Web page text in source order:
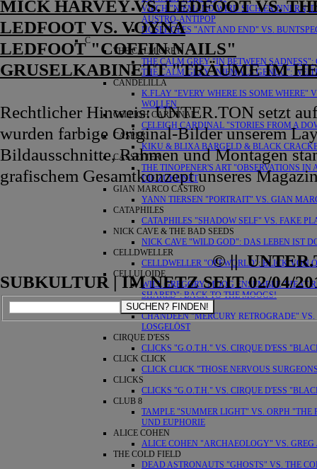
VIECH "NIEMAND WIRD SICH ERINNERN,
AUSTRO-ANTIPOP
NOSEHOLES "ANT AND END" VS.
C
THE CALM GREY
THE CALM GREY "IN BETWEEN SADNESS":
THE CALM GREY "NIEMALS GENUG":
CANDELILLA
K.FLAY "EVERY WHERE IS SOME WHERE"
WOLLEN
CELEIGH CARDINAL
CELEIGH CARDINAL "STORIES FROM A
CASPER
KIKU & BLIXA BARGELD & BLACK
CASSETTER
THE TINOPENER'S ART "OBSERVATIONS
DIE ZUKUNFT
GIAN MARCO CASTRO
YANN TIERSEN "PORTRAIT" VS. GIAN
CATAPHILES
CATAPHILES "SHADOW SELF" VS. FAKE
NICK CAVE & THE BAD SEEDS
NICK CAVE "WILD GOD": DAS LEBEN IST
CELLDWELLER
CELLDWELLER "OFFWORLD": BLICK VON
CELLULOIDE
WILL GREGORY MOOG ENSEMBLE "HEAT
SHARED": BACK TO THE MOOGS!
CHANDEEN
CHANDEEN "MERCURY RETROGRADE"
LOSGELÖST
CIRQUE D'ESS
CLICKS "G.O.T.H." VS. CIRQUE D'ESS
CLICK CLICK
CLICK CLICK "THOSE NERVOUS
CLICKS
CLICKS "G.O.T.H." VS. CIRQUE D'ESS
CLUB 8
TAMPLE "SUMMER LIGHT" VS. ORPH
UND EUPHORIE
ALICE COHEN
ALICE COHEN "ARCHAEOLOGY" VS.
THE COLD FIELD
DEAD ASTRONAUTS "GHOSTS" VS. THE
MICK HARVEY VS. LEDFOOT VS.
LEDFOOT VS. VOYNA
LEDFOOT "COFFIN NAILS"
GRUSELKABINETT "TRÄUME IM
Rechtlicher Hinweis: UNTER.TON setzt
wurden farbige Original-Bilder unserem
Bildausschnitte, Rahmen und Montagen
grafischem Gesamtkonzept unseres
© ||
SUBKULTUR | IM NETZ SEIT 02/04/
SUCHEN? FINDEN!